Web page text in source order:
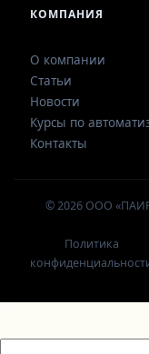
КОМПАНИЯ
О компании
Статьи
Новости
Курсы по
Контакты
© 2026 ООО
Политика